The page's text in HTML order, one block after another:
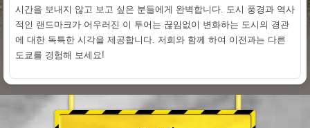
시간을 보내지 않고 보고 싶은 분들에게 완벽합니다. 도시 풍경과 역사
적인 랜드마크가 어우러진 이 투어는 끊임없이 변화하는 도시의 경관
에 대한 독특한 시각을 제공합니다. 저희와 함께 하여 이전과는 다른
도쿄를 경험해 보세요!